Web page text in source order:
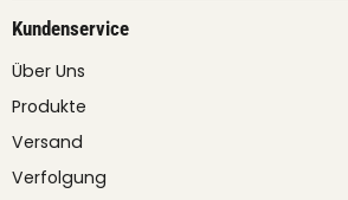
Kundenservice
Über Uns
Produkte
Versand
Verfolgung